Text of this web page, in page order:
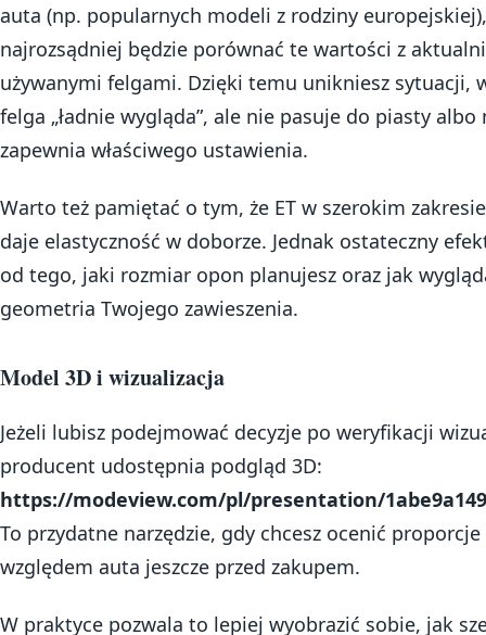
auta (np. popularnych modeli z rodziny europejskiej),
najrozsądniej będzie porównać te wartości z
używanymi felgami. Dzięki temu unikniesz sytuacji,
felga „ładnie wygląda”, ale nie pasuje do piasty albo
zapewnia właściwego ustawienia.
Warto też pamiętać o tym, że ET w szerokim
daje elastyczność w doborze. Jednak ostateczny
od tego, jaki rozmiar opon planujesz oraz jak
geometria Twojego zawieszenia.
Model 3D i wizualizacja
Jeżeli lubisz podejmować decyzje po weryfikacji
producent udostępnia podgląd 3D:
https://modeview.com/pl/presentation/
To przydatne narzędzie, gdy chcesz ocenić
względem auta jeszcze przed zakupem.
W praktyce pozwala to lepiej wyobrazić sobie, jak